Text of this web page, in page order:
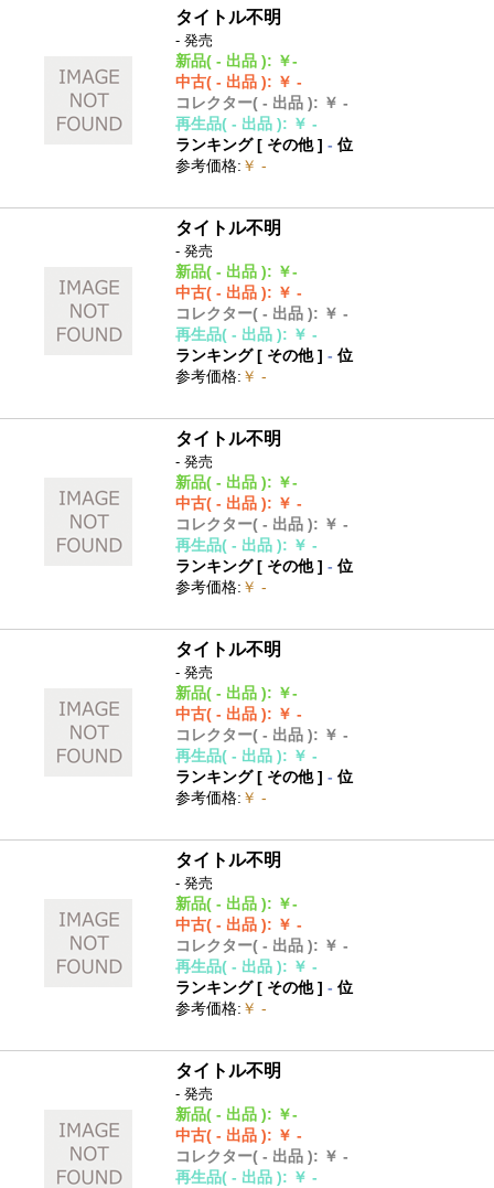
タイトル不明
- 発売
新品( - 出品 ): ￥-
中古( - 出品 ): ￥ -
コレクター( - 出品 ): ￥ -
再生品( - 出品 ): ￥ -
ランキング [ その他]- 位
参考価格: ￥ -
タイトル不明
- 発売
新品( - 出品 ): ￥-
中古( - 出品 ): ￥ -
コレクター( - 出品 ): ￥ -
再生品( - 出品 ): ￥ -
ランキング [ その他]- 位
参考価格: ￥ -
タイトル不明
- 発売
新品( - 出品 ): ￥-
中古( - 出品 ): ￥ -
コレクター( - 出品 ): ￥ -
再生品( - 出品 ): ￥ -
ランキング [ その他]- 位
参考価格: ￥ -
タイトル不明
- 発売
新品( - 出品 ): ￥-
中古( - 出品 ): ￥ -
コレクター( - 出品 ): ￥ -
再生品( - 出品 ): ￥ -
ランキング [ その他]- 位
参考価格: ￥ -
タイトル不明
- 発売
新品( - 出品 ): ￥-
中古( - 出品 ): ￥ -
コレクター( - 出品 ): ￥ -
再生品( - 出品 ): ￥ -
ランキング [ その他]- 位
参考価格: ￥ -
タイトル不明
- 発売
新品( - 出品 ): ￥-
中古( - 出品 ): ￥ -
コレクター( - 出品 ): ￥ -
再生品( - 出品 ): ￥ -